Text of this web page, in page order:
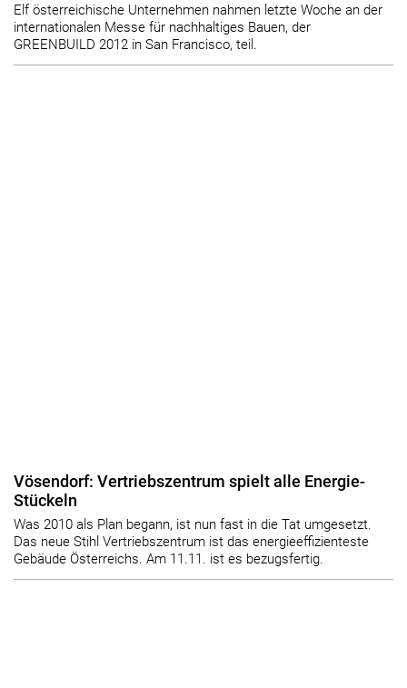
Elf österreichische Unternehmen nahmen letzte Woche an der
internationalen Messe für nachhaltiges Bauen, der
GREENBUILD 2012 in San Francisco, teil.
Vösendorf: Vertriebszentrum spielt alle Energie-
Stückeln
Was 2010 als Plan begann, ist nun fast in die Tat umgesetzt.
Das neue Stihl Vertriebszentrum ist das energieeffizienteste
Gebäude Österreichs. Am 11.11. ist es bezugsfertig.